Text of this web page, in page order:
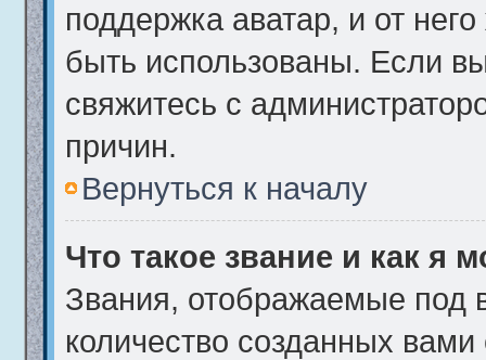
поддержка аватар, и от
быть использованы. Если
свяжитесь с
причин.
Вернуться к началу
Что такое звание и как я
Звания, отображаемые
количество созданных